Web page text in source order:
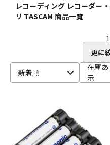
ベース
ドラム
レコーディング レコーダー
リ TASCAM 商品一覧
更に
新着順
在庫
示